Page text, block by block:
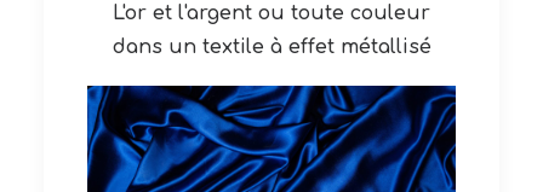
L'or et l'argent ou toute couleur
dans un textile à effet métallisé